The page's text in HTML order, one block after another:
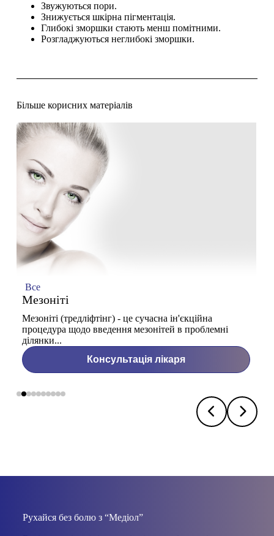
Звужуються пори.
Знижується шкірна пігментація.
Глибокі зморшки стають менш помітними.
Розгладжуються неглибокі зморшки.
Більше корисних матеріалів
Все
Мезоніті
Мезоніті (тредліфтінг) - це сучасна ін'єкційна
процедура щодо введення мезонітей в проблемні
ділянки...
Консультація лікаря
Рухайся без болю з “Медіол”